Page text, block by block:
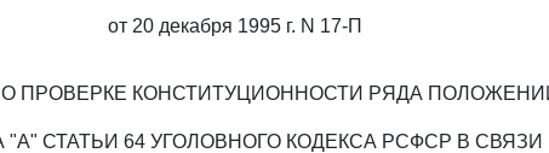
от 20 декабря 1995 г. N 17-П
О ПРОВЕРКЕ КОНСТИТУЦИОННОСТИ РЯДА
"А" СТАТЬИ 64 УГОЛОВНОГО КОДЕКСА РСФСР В СВЯЗИ